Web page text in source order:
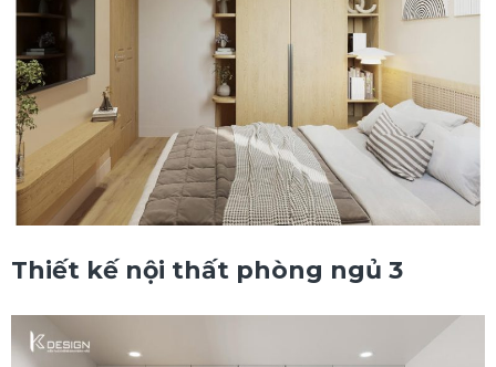
Thiết kế nội thất phòng ngủ 3